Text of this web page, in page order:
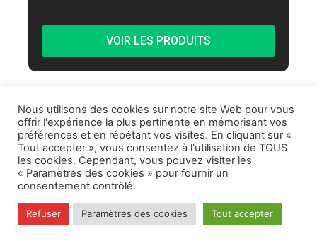
VOIR LES PRODUITS
Nous utilisons des cookies sur notre site Web pour vous
offrir l'expérience la plus pertinente en mémorisant vos
préférences et en répétant vos visites. En cliquant sur «
Tout accepter », vous consentez à l'utilisation de TOUS
les cookies. Cependant, vous pouvez visiter les
« Paramètres des cookies » pour fournir un
consentement contrôlé.
Refuser Paramètres des cookies Tout accepter